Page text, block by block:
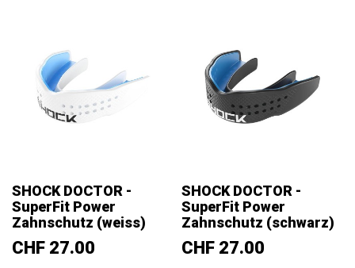
SHOCK DOCTOR -
SuperFit Power
Zahnschutz (weiss)
Preis
CHF 27.00
SHOCK DOCTOR -
SuperFit Power
Zahnschutz (schwarz)
Preis
CHF 27.00